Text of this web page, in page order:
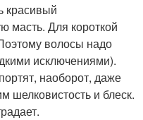
красивый
масть. Для короткой
волосы надо
исключениями).
наоборот, даже
шелковистость и блеск.